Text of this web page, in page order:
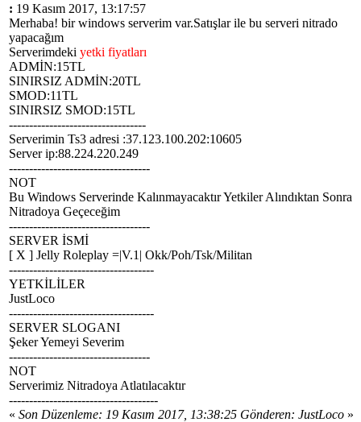
: 19 Kasım 2017, 13:17:57
Merhaba! bir windows serverim var.Satışlar ile bu serveri nitrado
yapacağım
Serverimdeki yetki fiyatları
ADMİN:15TL
SINIRSIZ ADMİN:20TL
SMOD:11TL
SINIRSIZ SMOD:15TL
----------------------------------
Serverimin Ts3 adresi :37.123.100.202:10605
Server ip:88.224.220.249
-----------------------------------
NOT
Bu Windows Serverinde Kalınmayacaktır Yetkiler Alındıktan Sonra
Nitradoya Geçeceğim
-----------------------------------
SERVER İSMİ
[ X ] Jelly Roleplay =|V.1| Okk/Poh/Tsk/Militan
------------------------------------
YETKİLİLER
JustLoco
------------------------------------
SERVER SLOGANI
Şeker Yemeyi Severim
-----------------------------------
NOT
Serverimiz Nitradoya Atlatılacaktır
-------------------------------------
« Son Düzenleme: 19 Kasım 2017, 13:38:25 Gönderen: JustLoco »